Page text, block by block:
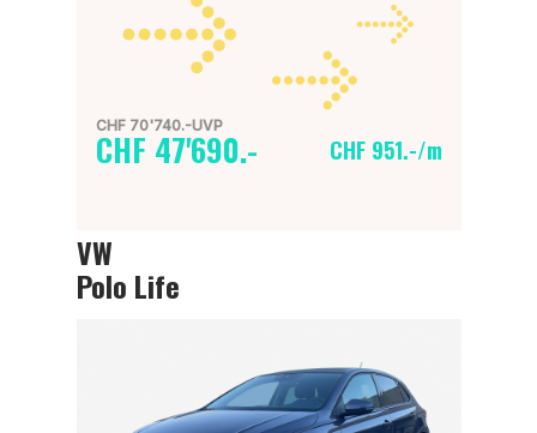
CHF 70'740.-UVP
CHF 47'690.- CHF 951.-/m
VW
Polo Life